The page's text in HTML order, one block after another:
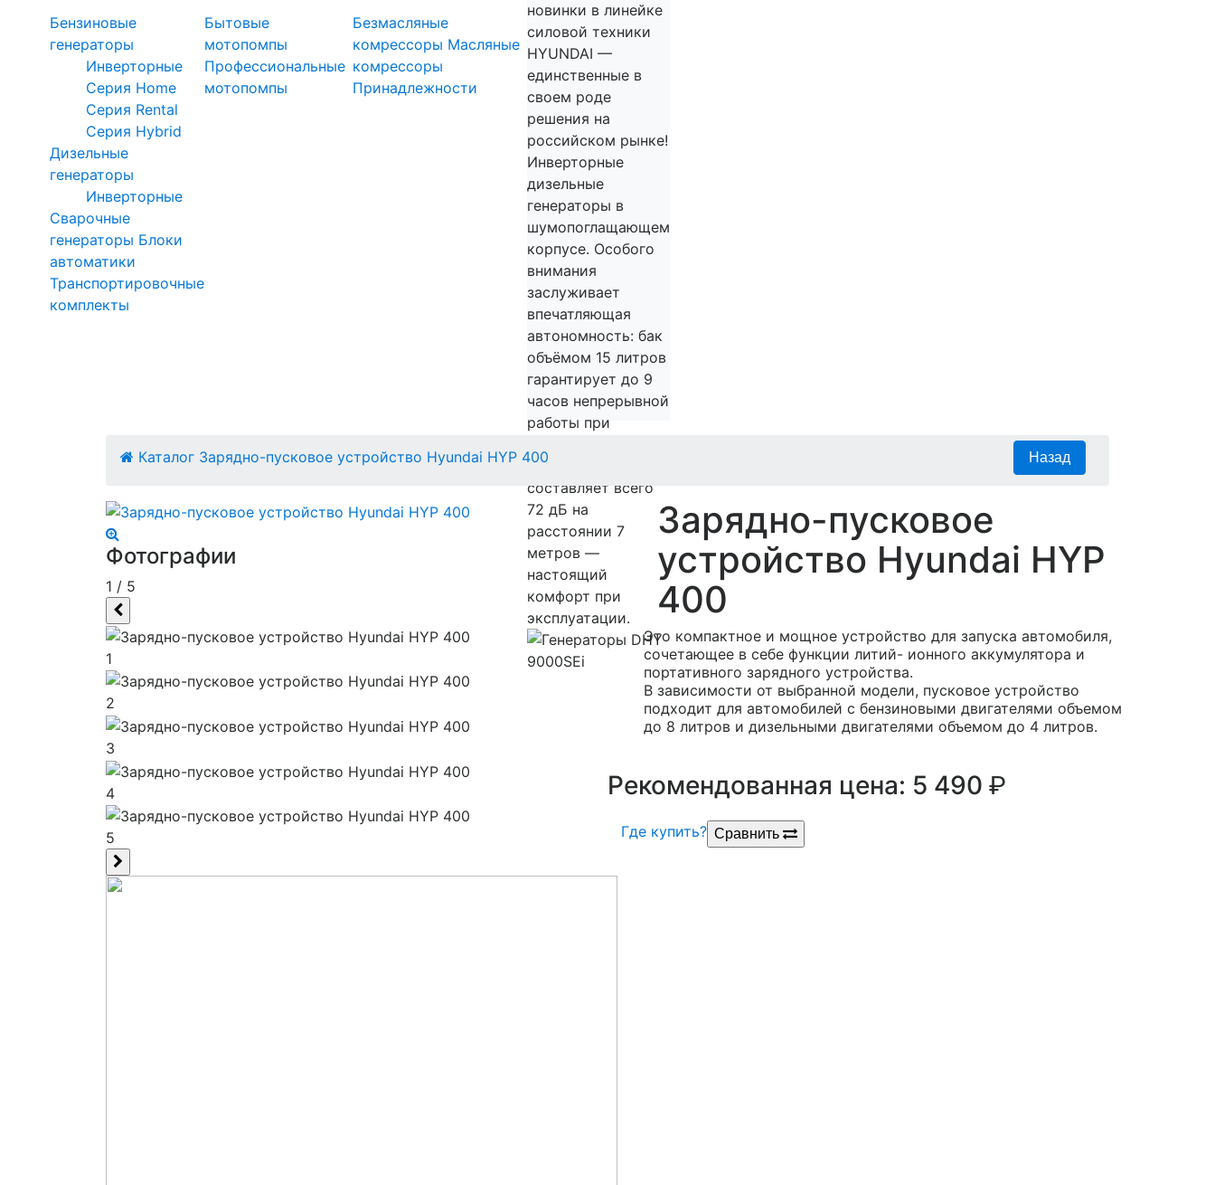
Бензиновые
генераторы
Инверторные
Серия Home
Серия Rental
Серия Hybrid
Дизельные
генераторы
Инверторные
Сварочные
генераторы Блоки
автоматики
Транспортировочные
комплекты
Бытовые
мотопомпы
Профессиональные
мотопомпы
Безмасляные
комрессоры Масляные
комрессоры
Принадлежности
новинки в линейке
силовой техники
HYUNDAI —
единственные в
своем роде
решения на
российском рынке!
Инверторные
дизельные
генераторы в
шумопоглащающем
корпусе. Особого
внимания
заслуживает
впечатляющая
автономность: бак
объёмом 15 литров
гарантирует до 9
часов непрерывной
работы при
этом уровень шума
составляет всего
72 дБ на
расстоянии 7
метров —
настоящий
комфорт при
эксплуатации.
Каталог Зарядно-пусковое устройство Hyundai HYP 400
Фотографии
1 / 5
1
2
3
4
5
Зарядно-пусковое
устройство Hyundai HYP
400
Это компактное и мощное устройство для запуска автомобиля,
сочетающее в себе функции литий- ионного аккумулятора и
портативного зарядного устройства.
В зависимости от выбранной модели, пусковое устройство
подходит для автомобилей с бензиновыми двигателями объемом
до 8 литров и дизельными двигателями объемом до 4 литров.
Рекомендованная цена: 5 490 р.
Где купить? Сравнить